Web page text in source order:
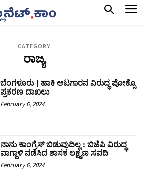
CATEGORY
ರಾಜ್ಯ
ಬೆಂಗಳೂರು | ಹಾಕಿ ಆಟಗಾರನ ವಿರುದ್ಧ ಪೋಕ್ಸೊ
ಪ್ರಕರಣ ದಾಖಲು
February 6, 2024
ನಾನು ಕಾಂಗ್ರೆಸ್ ಬಿಡುವುದಿಲ್ಲ : ಬಿಜೆಪಿ ವಿರುದ್ಧ
ವಾಗ್ದಾಳಿ ನಡೆಸಿದ ಶಾಸಕ ಲಕ್ಷ್ಮಣ ಸವದಿ
February 6, 2024